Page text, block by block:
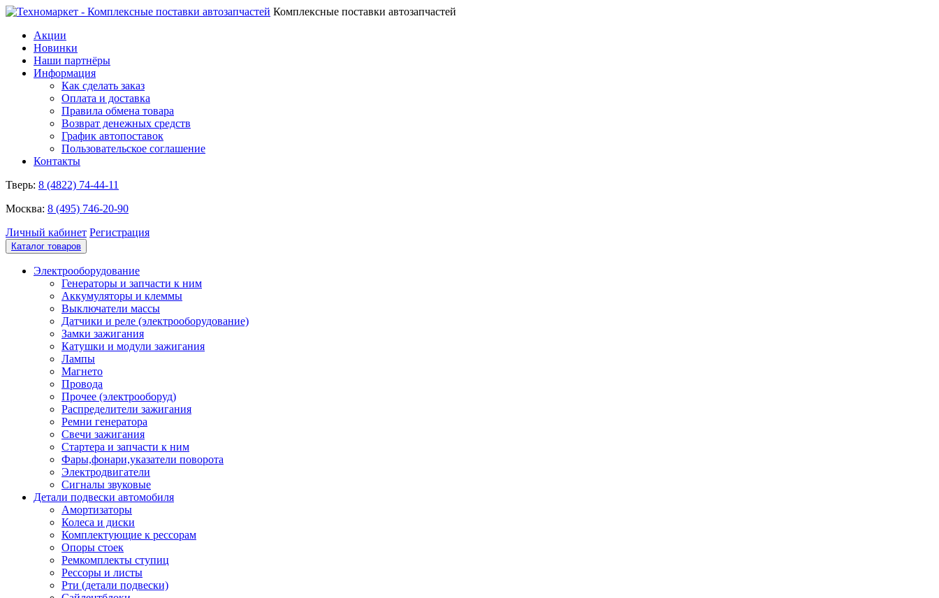
Комплексные поставки автозапчастей
Акции
Новинки
Наши партнёры
Информация
Как сделать заказ
Оплата и доставка
Правила обмена товара
Возврат денежных средств
График автопоставок
Пользовательское соглашение
Контакты
Тверь: 8 (4822) 74-44-11
Москва: 8 (495) 746-20-90
Личный кабинет Регистрация
Каталог товаров
Электрооборудование
Генераторы и запчасти к ним
Аккумуляторы и клеммы
Выключатели массы
Датчики и реле (электрооборудование)
Замки зажигания
Катушки и модули зажигания
Лампы
Магнето
Провода
Прочее (электрооборуд)
Распределители зажигания
Ремни генератора
Свечи зажигания
Стартера и запчасти к ним
Фары,фонари,указатели поворота
Электродвигатели
Сигналы звуковые
Детали подвески автомобиля
Амортизаторы
Колеса и диски
Комплектующие к рессорам
Опоры стоек
Ремкомплекты ступиц
Рессоры и листы
Рти (детали подвески)